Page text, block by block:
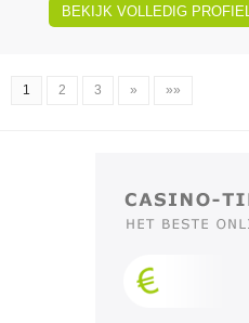
BEKIJK VOLLEDIG PROFIEL
1 2 3 » »»